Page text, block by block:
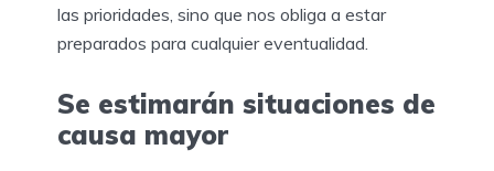
las prioridades, sino que nos obliga a estar
preparados para cualquier eventualidad.
Se estimarán situaciones de
causa mayor